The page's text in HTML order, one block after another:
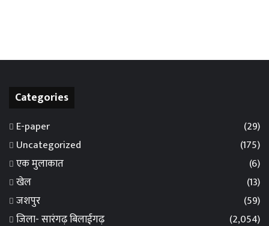
Categories
E-paper
(29)
Uncategorized
(175)
एक मुलाकात
(6)
खेल
(13)
जशपुर
(59)
जिला- सारंगढ़ बिलाईगढ़
(2,054)